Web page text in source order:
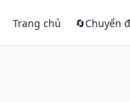
Trang chủ 🔄Chuyển